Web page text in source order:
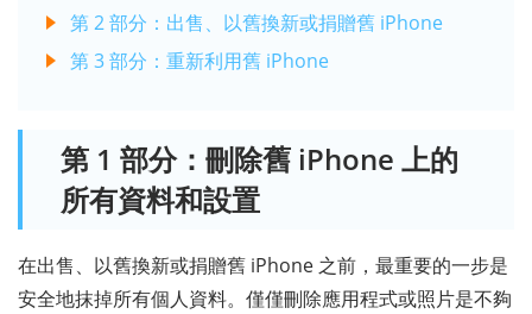
第 2 部分：出售、以舊換新或捐贈舊 iPhone
第 3 部分：重新利用舊 iPhone
第 1 部分：刪除舊 iPhone 上的
所有資料和設置
在出售、以舊換新或捐贈舊 iPhone 之前，最重要的一步是
安全地抹掉所有個人資料。僅僅刪除應用程式或照片是不夠